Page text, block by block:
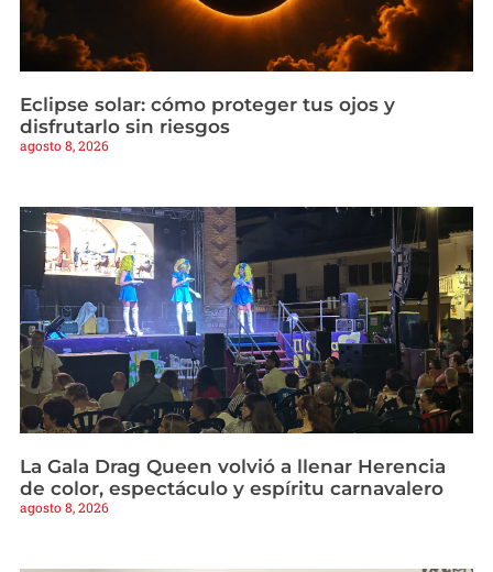
Eclipse solar: cómo proteger tus ojos y
disfrutarlo sin riesgos
agosto 8, 2026
La Gala Drag Queen volvió a llenar Herencia
de color, espectáculo y espíritu carnavalero
agosto 8, 2026